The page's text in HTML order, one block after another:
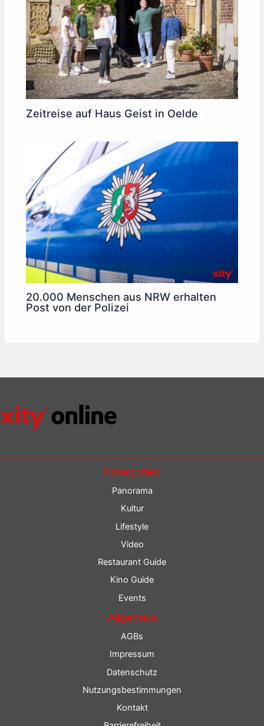
Zeitreise auf Haus Geist in Oelde
20.000 Menschen aus NRW erhalten
Post von der Polizei
Kategorien
Panorama
Kultur
Lifestyle
Video
Restaurant Guide
Kino Guide
Events
Allgemein
AGBs
Impressum
Datenschutz
Nutzungsbestimmungen
Kontakt